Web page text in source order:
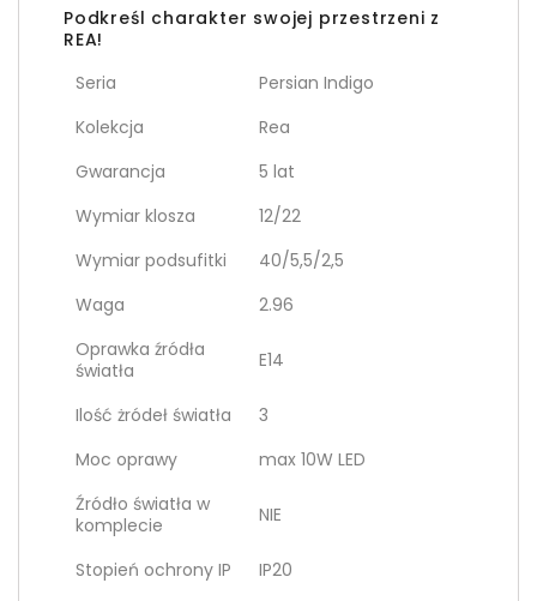
Podkreśl charakter swojej przestrzeni z
REA!
Seria
Persian Indigo
Kolekcja
Rea
Gwarancja
5 lat
Wymiar klosza
12/22
Wymiar podsufitki
40/5,5/2,5
Waga
2.96
Oprawka źródła
światła
E14
Ilość żródeł światła
3
Moc oprawy
max 10W LED
Źródło światła w
komplecie
NIE
Stopień ochrony IP
IP20